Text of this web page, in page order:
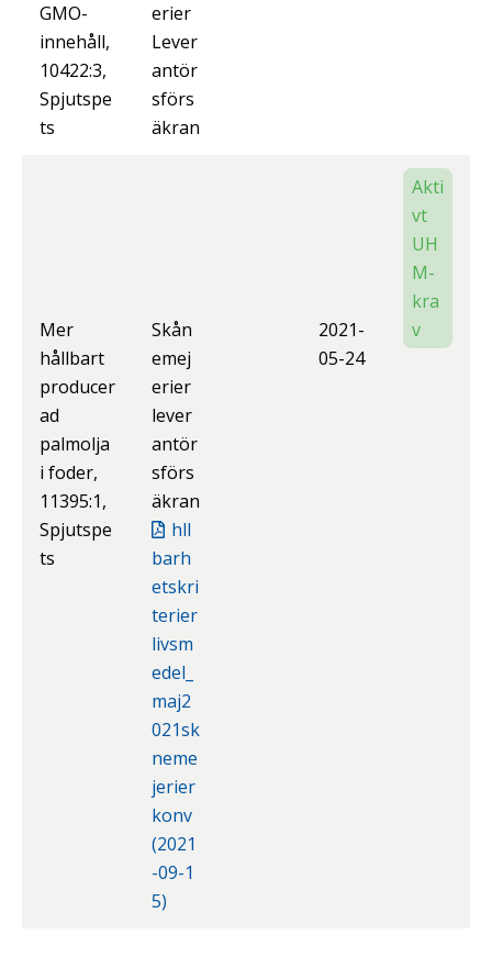
GMO-
innehåll,
10422:3,
Spjutspe
ts
erier
Lever
antör
sförs
äkran
Mer
hållbart
producer
ad
palmolja
i foder,
11395:1,
Spjutspe
ts
Skån
emej
erier
lever
antör
sförs
äkran
hll
barh
etskri
terier
livsm
edel_
maj2
021sk
neme
jerier
konv
(2021
-09-1
5)
2021-
05-24
Akti
vt
UH
M-
kra
v